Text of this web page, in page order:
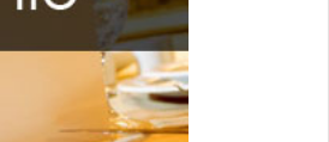
на заказ
бутербродов,